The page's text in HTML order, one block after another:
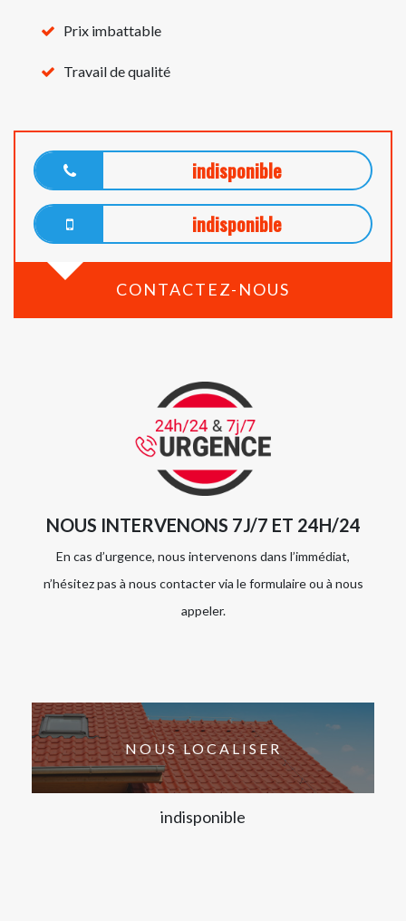
Prix imbattable
Travail de qualité
indisponible
indisponible
CONTACTEZ-NOUS
NOUS INTERVENONS 7J/7 ET 24H/24
En cas d’urgence, nous intervenons dans l’immédiat,
n’hésitez pas à nous contacter via le formulaire ou à nous
appeler.
NOUS LOCALISER
indisponible